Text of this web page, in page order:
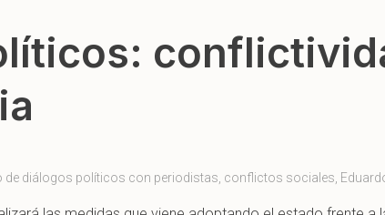
de diálogos políticos con periodistas conflictos sociales